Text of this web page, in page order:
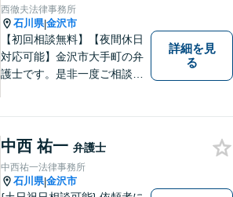
西徹夫法律事務所
石川県|金沢市
【初回相談無料】【夜間休日
対応可能】金沢市大手町の弁
護士です。是非一度ご相談く
詳細を見
る
中西 祐一 弁護士
中西祐一法律事務所
石川県|金沢市